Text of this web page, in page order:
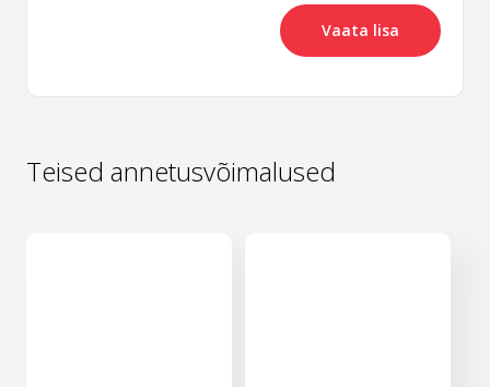
Vaata lisa
Teised annetusvõimalused